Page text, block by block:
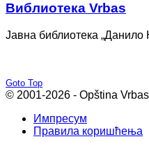
Bиблиотека Vrbas
Јавна библиотека „Данило
Goto Top
© 2001-2026 - Opština Vrbas |
Импресум
Правила коришћења